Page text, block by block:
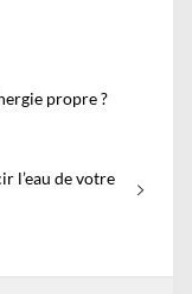
propre ?
l’eau de votre